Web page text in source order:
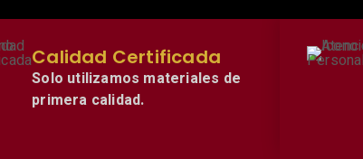
Calidad Certificada
Solo utilizamos materiales de
primera calidad.